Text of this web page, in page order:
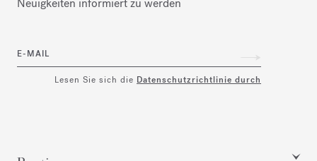
Neuigkeiten informiert zu werden
E-MAIL
Lesen Sie sich die Datenschutzrichtlinie durch